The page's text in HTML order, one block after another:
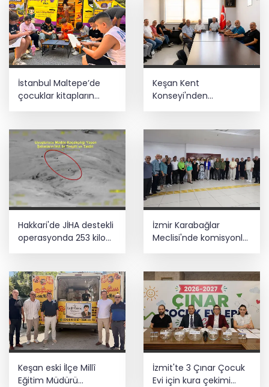
İstanbul Maltepe’de
çocuklar kitapların
Keşan Kent
Konseyi'nden
Hakkari'de JİHA destekli
operasyonda 253 kilo
esrar ele geçirildi
İzmir Karabağlar
Meclisi'nde komisyonlar
yeniden şekillendi
Keşan eski İlçe Millî
Eğitim Müdürü
İzmit'te 3 Çınar Çocuk
Evi için kura çekimi